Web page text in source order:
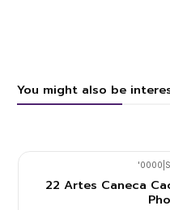
You might also be
'0000
22 Artes Caneca